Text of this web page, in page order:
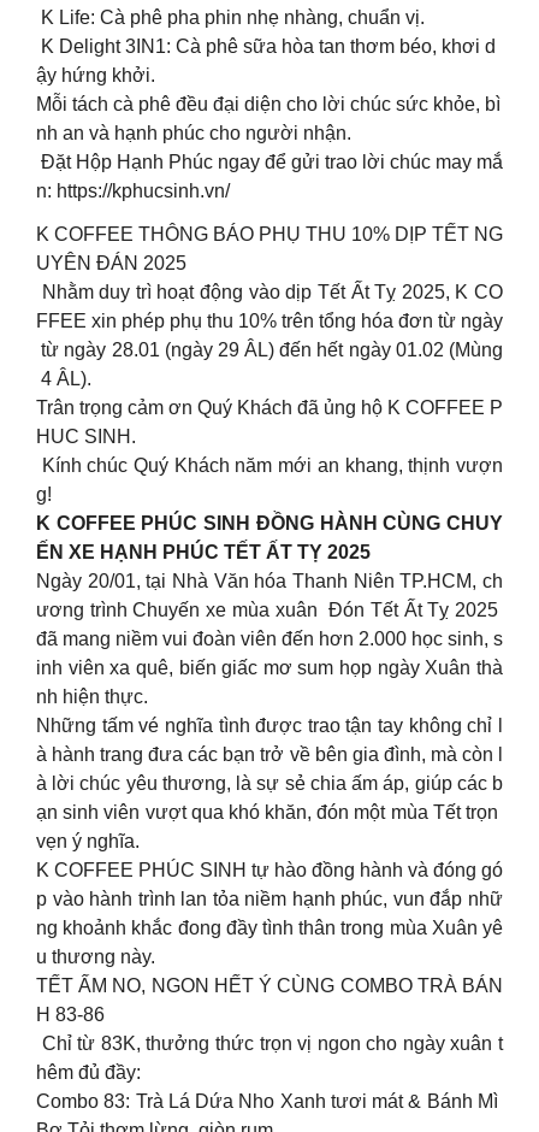
K Life: Cà phê pha phin nhẹ nhàng, chuẩn vị.
K Delight 3IN1: Cà phê sữa hòa tan thơm béo, khơi d
ậy hứng khởi.
Mỗi tách cà phê đều đại diện cho lời chúc sức khỏe, bì
nh an và hạnh phúc cho người nhận.
Đặt Hộp Hạnh Phúc ngay để gửi trao lời chúc may mắ
n: https://kphucsinh.vn/
K COFFEE THÔNG BÁO PHỤ THU 10% DỊP TẾT NG
UYÊN ĐÁN 2025
Nhằm duy trì hoạt động vào dịp Tết Ất Tỵ 2025, K CO
FFEE xin phép phụ thu 10% trên tổng hóa đơn từ ngày
từ ngày 28.01 (ngày 29 ÂL) đến hết ngày 01.02 (Mùng
4 ÂL).
Trân trọng cảm ơn Quý Khách đã ủng hộ K COFFEE P
HUC SINH.
Kính chúc Quý Khách năm mới an khang, thịnh vượn
g!
K COFFEE PHÚC SINH ĐỒNG HÀNH CÙNG CHUY
ẾN XE HẠNH PHÚC TẾT ẤT TỴ 2025
Ngày 20/01, tại Nhà Văn hóa Thanh Niên TP.HCM, ch
ương trình Chuyến xe mùa xuân Đón Tết Ất Tỵ 2025
đã mang niềm vui đoàn viên đến hơn 2.000 học sinh, s
inh viên xa quê, biến giấc mơ sum họp ngày Xuân thà
nh hiện thực.
Những tấm vé nghĩa tình được trao tận tay không chỉ l
à hành trang đưa các bạn trở về bên gia đình, mà còn l
à lời chúc yêu thương, là sự sẻ chia ấm áp, giúp các b
ạn sinh viên vượt qua khó khăn, đón một mùa Tết trọn
vẹn ý nghĩa.
K COFFEE PHÚC SINH tự hào đồng hành và đóng gó
p vào hành trình lan tỏa niềm hạnh phúc, vun đắp nhữ
ng khoảnh khắc đong đầy tình thân trong mùa Xuân yê
u thương này.
TẾT ẤM NO, NGON HẾT Ý CÙNG COMBO TRÀ BÁN
H 83-86
Chỉ từ 83K, thưởng thức trọn vị ngon cho ngày xuân t
hêm đủ đầy:
Combo 83: Trà Lá Dứa Nho Xanh tươi mát & Bánh Mì